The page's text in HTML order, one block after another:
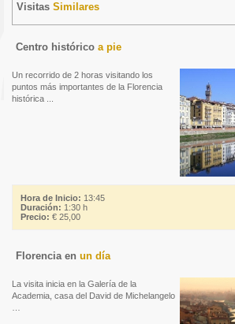
Visitas Similares
Centro histórico a pie
Un recorrido de 2 horas visitando los
puntos más importantes de la Florencia
histórica ...
Hora de Inicio: 13:45
Duración: 1:30 h
Precio: € 25,00
Florencia en un día
La visita inicia en la Galería de la
Academia, casa del David de Michelangelo